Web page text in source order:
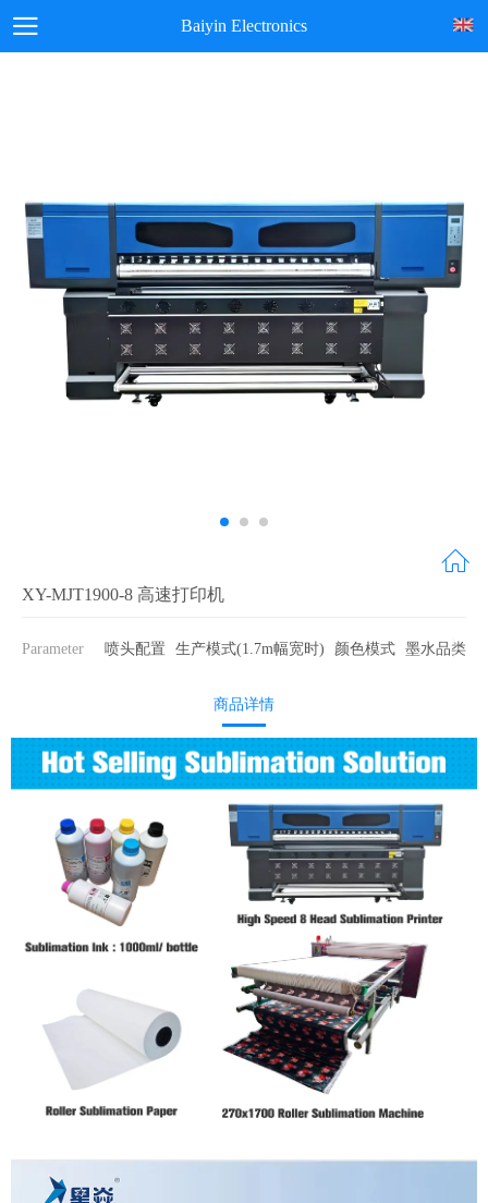
Baiyin Electronics
XY-MJT1900-8 高速打印机
Parameter 喷头配置 生产模式(1.7m幅宽时) 颜色模式 墨水品类
商品详情